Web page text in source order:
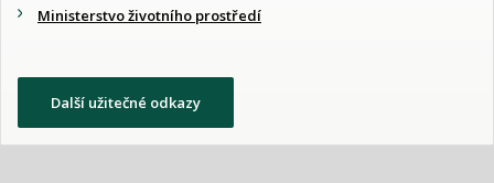
Ministerstvo životního prostředí
Další užitečné odkazy